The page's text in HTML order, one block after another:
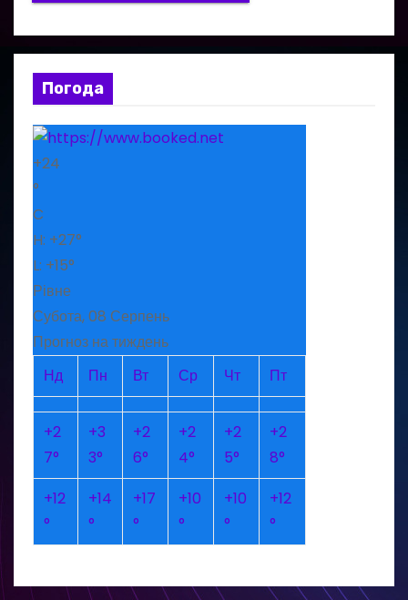
Погода
+24
°
C
H: +27°
L: +15°
Рівне
Субота, 08 Серпень
Прогноз на тиждень
Нд
Пн Вт Ср Чт Пт
+2
7°
+3
3°
+2
6°
+2
4°
+2
5°
+2
8°
+12
°
+14
°
+17
°
+10
°
+10
°
+12
°